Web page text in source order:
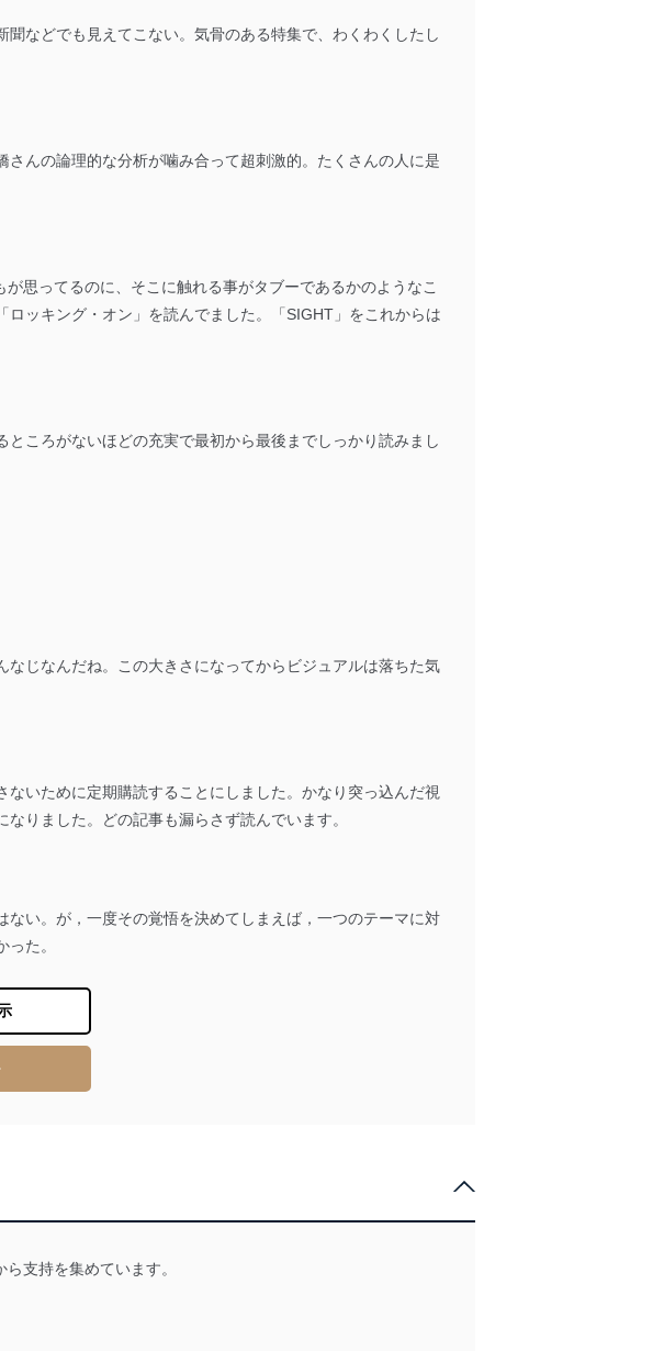
に保持しています。
ァイルへのパスワードを設定しています。
ネジメントシステムを継続的に改善し、常に最良
及び苦情については以下までご連絡ください。
、個人情報を取得・アクセス・利用・提供・管理
ビス、キャンペーン等の広告の案内のため
Q＆Aサイトのサービス内容のご案内のため
などでも見えてこない。気骨のある特集で、わくわくしたし
んの論理的な分析が噛み合って超刺激的。たくさんの人に是
思ってるのに、そこに触れる事がタブーであるかのようなこ
ッキング・オン」を読んでました。「SIGHT」をこれからは
ころがないほどの充実で最初から最後までしっかり読みまし
じなんだね。この大きさになってからビジュアルは落ちた気
いために定期購読することにしました。かなり突っ込んだ視
りました。どの記事も漏らさず読んでいます。
い。が，一度その覚悟を決めてしまえば，一つのテーマに対
た。
支持を集めています。